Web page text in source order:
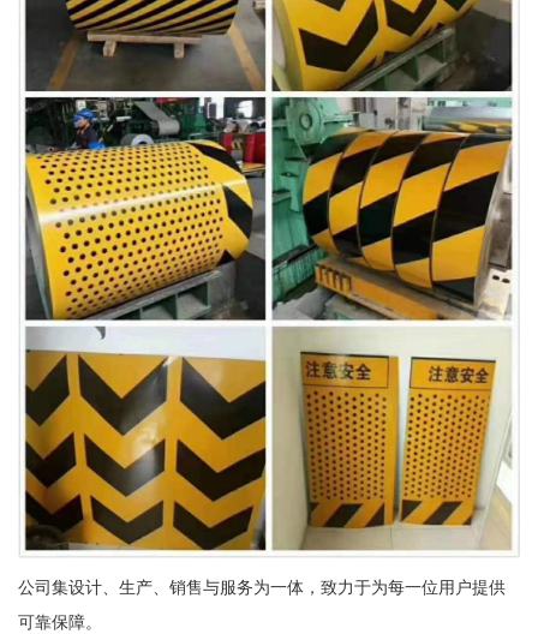
公司集设计、生产、销售与服务为一体，致力于为每一位用户提供
可靠保障。